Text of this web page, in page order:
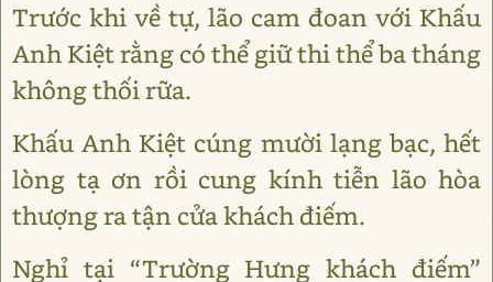
Trước khi về tự, lão cam đoan với Khấu
Anh Kiệt rằng có thể giữ thi thể ba tháng
không thối rữa.
Khấu Anh Kiệt cúng mười lạng bạc, hết
lòng tạ ơn rồi cung kính tiễn lão hòa
thượng ra tận cửa khách điếm.
Nghỉ tại “Trường Hưng khách điếm”